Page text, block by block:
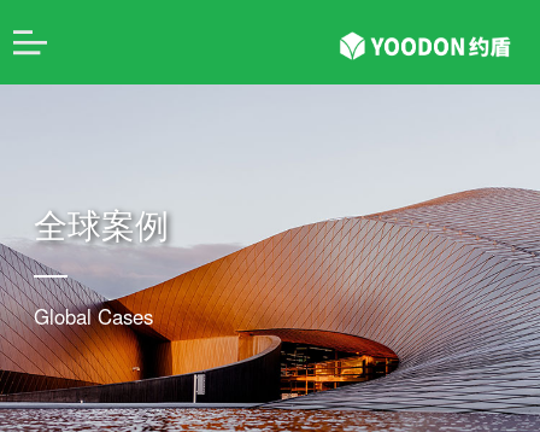
全球案例
Global Cases